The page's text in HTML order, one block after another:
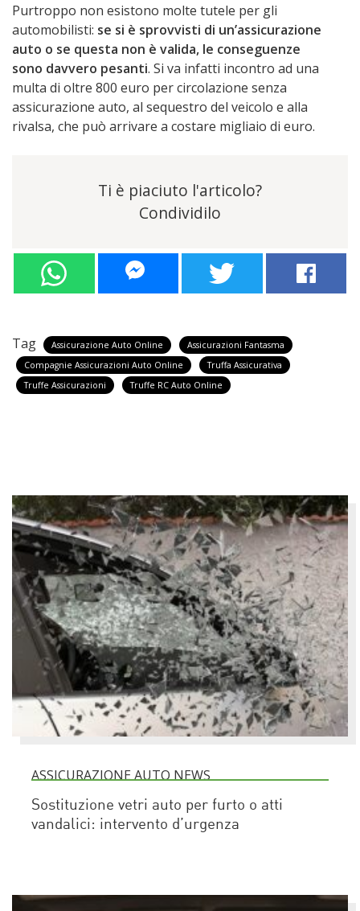
Purtroppo non esistono molte tutele per gli
automobilisti: se si è sprovvisti di un’assicurazione
auto o se questa non è valida, le conseguenze
sono davvero pesanti. Si va infatti incontro ad una
multa di oltre 800 euro per circolazione senza
assicurazione auto, al sequestro del veicolo e alla
rivalsa, che può arrivare a costare migliaio di euro.
Ti è piaciuto l'articolo?
Condividilo
Tag Assicurazione Auto Online
Assicurazioni Fantasma
Compagnie Assicurazioni Auto Online
Truffa Assicurativa
Truffe Assicurazioni
Truffe RC Auto Online
ASSICURAZIONE AUTO NEWS
Sostituzione vetri auto per furto o atti
vandalici: intervento d’urgenza